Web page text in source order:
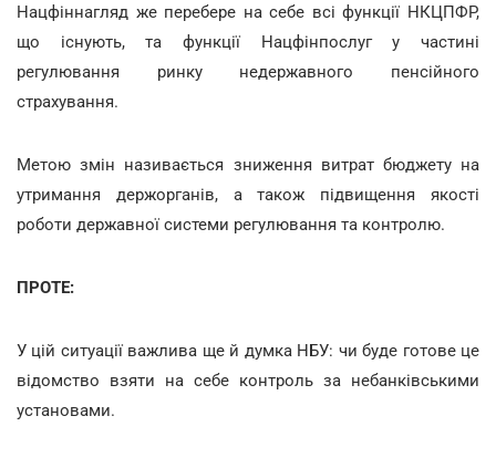
Нацфіннагляд же перебере на себе всі функції НКЦПФР,
що існують, та функції Нацфінпослуг у частині
регулювання ринку недержавного пенсійного
страхування.
Метою змін називається зниження витрат бюджету на
утримання держорганів, а також підвищення якості
роботи державної системи регулювання та контролю.
ПРОТЕ:
У цій ситуації важлива ще й думка НБУ: чи буде готове це
відомство взяти на себе контроль за небанківськими
установами.